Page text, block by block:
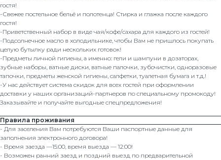
гостя!
-Свежее постельное бельё и полотенца! Стирка и глажка после каждого
гостя!
-Приветственный набор в виде чая/кофе/сахара для каждого из гостей!
-Подсолнечное масло в холодильнике, чтобы Вам не пришлось покупать
целую бутылку ради нескольких готовок!
-Предметы личной гигиены, а именно: гели и шампуни в дозаторах,
зубные наборы, ватные диски, ватные палочки, зубочистки, одноразовые
тапочки, предметы женской гигиены, салфетки, туалетная бумага и т.д.!
-У нас действует система скидок для всех гостей при оформлении
доставки у наших организаций-партнеров по специальному промокоду!
Заказывайте и получайте выгодные спецпредложения!
Правила проживания
- Для заселения Вам потребуются Ваши паспортные данные для
заполнения электронного договора!
- Время заезда —15:00, время выезда — 12:00!
- Возможен ранний заезд и поздний выезд по предварительной